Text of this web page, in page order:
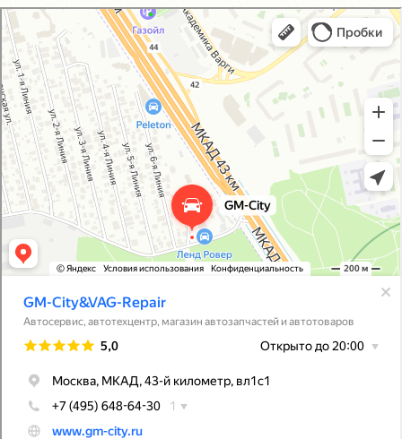
GM-City&VAG-Repair
Автосервис, автотехцентр в Москве
Магазин автозапчастей и автотоваров в Москве